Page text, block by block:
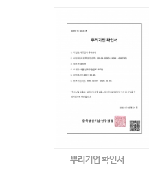
뿌리기업 확인서